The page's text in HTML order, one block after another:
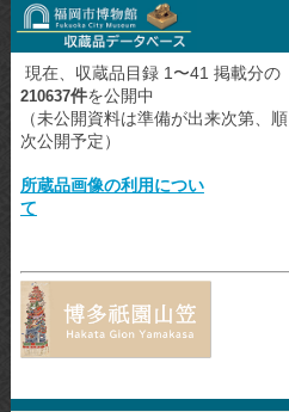
現在、収蔵品目録 1〜41 掲載分の
210637件を公開中
（未公開資料は準備が出来次第、順
次公開予定）
所蔵品画像の利用につい
て